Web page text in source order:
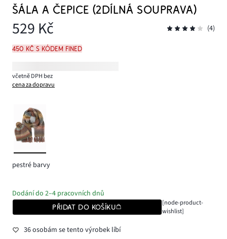
ŠÁLA A ČEPICE (2DÍLNÁ SOUPRAVA)
529 Kč (4)
450 Kč s kódem FINED
včetně DPH bez
cena za dopravu
pestré barvy
Dodání do 2–4 pracovních dnů
PŘIDAT DO KOŠÍKU
[node-product-
wishlist]
36 osobám se tento výrobek líbí